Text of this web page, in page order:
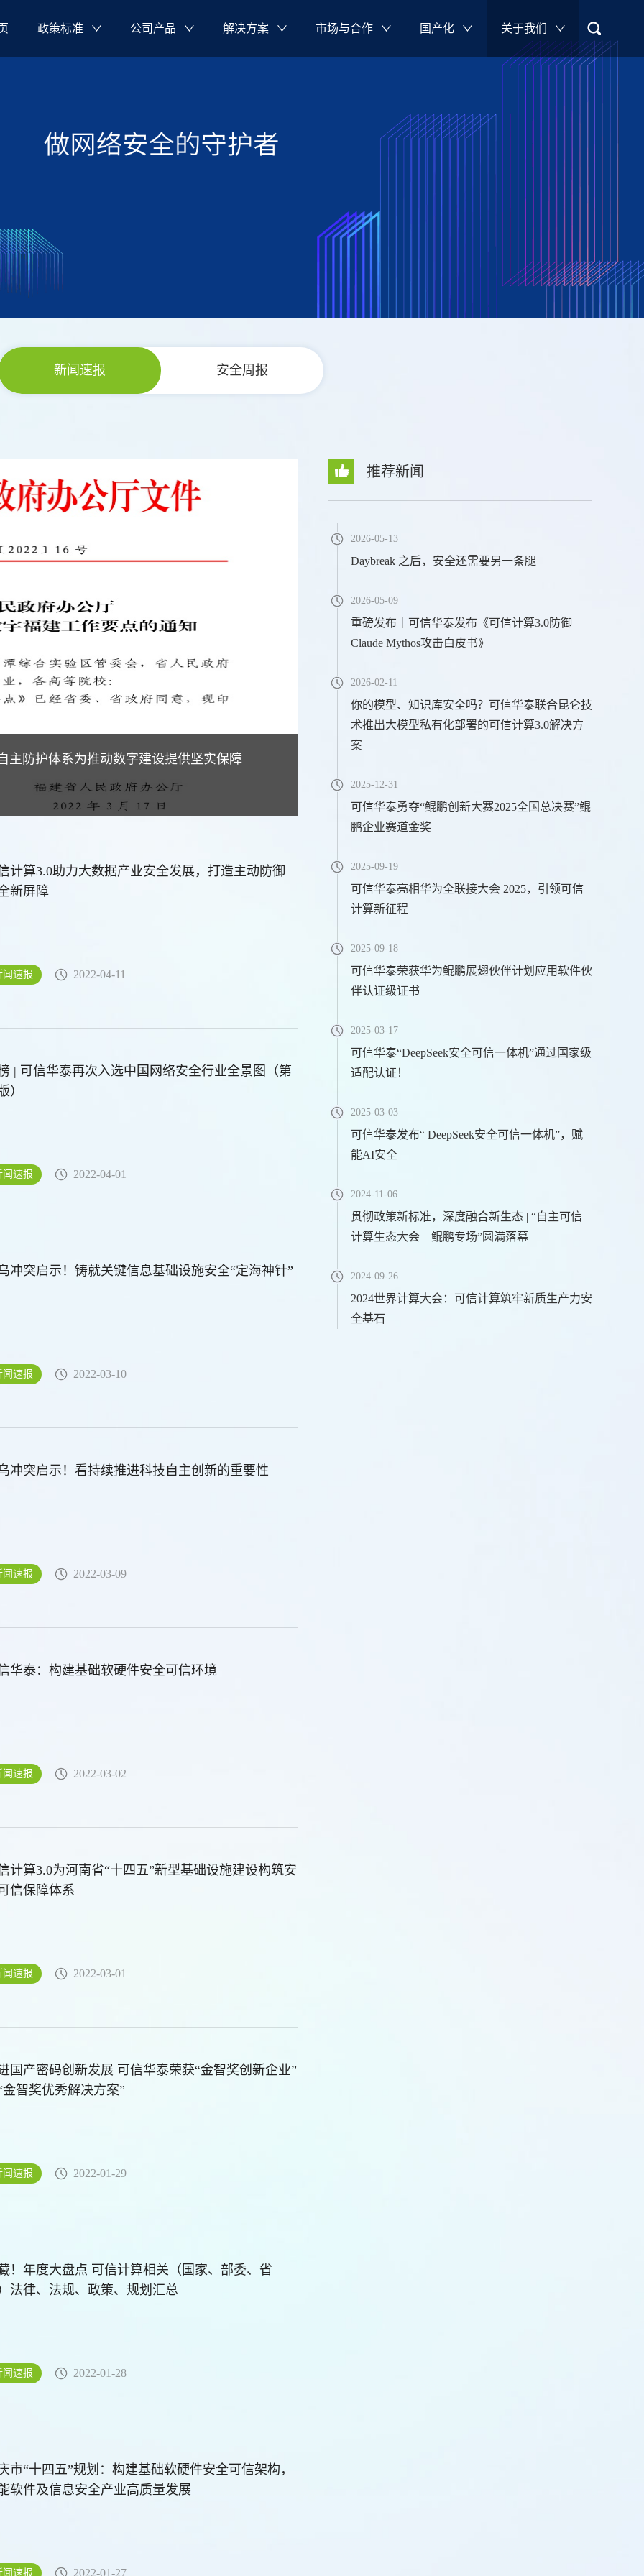
政策标准 公司产品 解决方案 市场与合作 国产化 关于我们
新闻速报 安全周报
主防护体系为推动数字建设提供坚实保障
计算3.0助力大数据产业安全发展，打造主动防御
新屏障
闻速报 2022-04-11
| 可信华泰再次入选中国网络安全行业全景图（第
）
闻速报 2022-04-01
冲突启示！铸就关键信息基础设施安全“定海神针”
闻速报 2022-03-10
冲突启示！看持续推进科技自主创新的重要性
闻速报 2022-03-09
华泰：构建基础软硬件安全可信环境
闻速报 2022-03-02
计算3.0为河南省“十四五”新型基础设施建设构筑安
信保障体系
闻速报 2022-03-01
国产密码创新发展 可信华泰荣获“金智奖创新企业”
金智奖优秀解决方案”
闻速报 2022-01-29
度大盘点 可信计算相关（国家、部委、省
法律、法规、政策、规划汇总
闻速报 2022-01-28
市“十四五”规划：构建基础软硬件安全可信架构，
软件及信息安全产业高质量发展
闻速报 2022-01-27
推荐新闻
2026-05-13
Daybreak 之后，安全还需要另一条腿
2026-05-09
重磅发布｜可信华泰发布《可信计算3.0防御
Claude Mythos攻击白皮书》
2026-02-11
你的模型、知识库安全吗？可信华泰联合昆仑技
术推出大模型私有化部署的可信计算3.0解决方
案
2025-12-31
可信华泰勇夺“鲲鹏创新大赛2025全国总决赛”鲲
鹏企业赛道金奖
2025-09-19
可信华泰亮相华为全联接大会 2025，引领可信
计算新征程
2025-09-18
可信华泰荣获华为鲲鹏展翅伙伴计划应用软件伙
伴认证级证书
2025-03-17
可信华泰“DeepSeek安全可信一体机”通过国家级
适配认证！
2025-03-03
可信华泰发布“ DeepSeek安全可信一体机”，赋
能AI安全
2024-11-06
贯彻政策新标准，深度融合新生态 | “自主可信
计算生态大会—鲲鹏专场”圆满落幕
2024-09-26
2024世界计算大会：可信计算筑牢新质生产力安
全基石